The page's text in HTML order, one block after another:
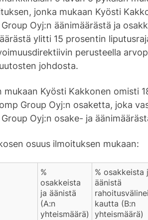
jonka mukaan Kyösti
Oyj:n äänimäärästä ja
ylitti 15 prosentin
perusteella
johdosta.
mukaan Kyösti Kakkonen omisti
Group Oyj:n osaketta, joka
Oyj:n osake- ja
osuus ilmoituksen mukaan:
%
osakkeista
ja äänistä
(A:n
yhteismäärä)
% osakkeista
äänistä
kautta (B:n
yhteismäärä)